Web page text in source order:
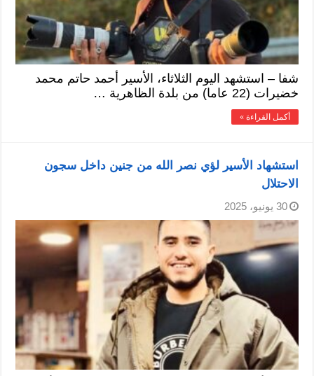
شفا – استشهد اليوم الثلاثاء، الأسير أحمد حاتم محمد
خضيرات (22 عاما) من بلدة الظاهرية …
أكمل القراءة »
استشهاد الأسير لؤي نصر الله من جنين داخل سجون
الاحتلال
30 يونيو، 2025